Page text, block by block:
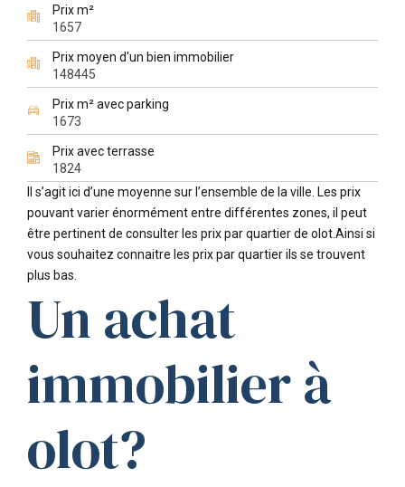
Prix m²
1657
Prix moyen d'un bien immobilier
148445
Prix m² avec parking
1673
Prix avec terrasse
1824
Il s’agit ici d’une moyenne sur l’ensemble de la ville. Les prix
pouvant varier énormément entre différentes zones, il peut
être pertinent de consulter les prix par quartier de olot.Ainsi si
vous souhaitez connaitre les prix par quartier ils se trouvent
plus bas.
Un achat
immobilier à
olot?